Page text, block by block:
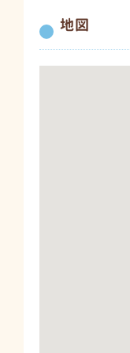
地図